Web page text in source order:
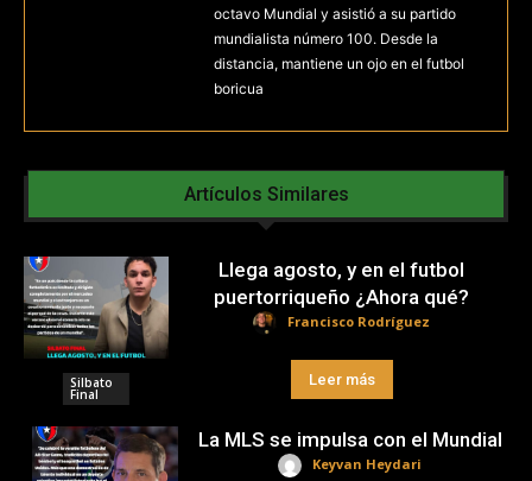
octavo Mundial y asistió a su partido
mundialista número 100. Desde la
distancia, mantiene un ojo en el futbol
boricua
Artículos Similares
Silbato
Final
Llega agosto, y en el futbol
puertorriqueño ¿Ahora qué?
Francisco Rodríguez
Leer más
La MLS se impulsa con el Mundial
Keyvan Heydari